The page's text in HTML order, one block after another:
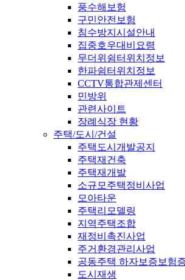
풍수해보험
구민안전보험
침수방지시설안내
집중호우대비요령
무더위쉼터위치정보
한파쉼터위치정보
CCTV통합관제센터
민방위
관련사이트
장례식장 현황
주택/도시/건설
주택도시개발공지
주택재건축
주택재개발
소규모주택정비사업
모아타운
주택리모델링
지역주택조합
재정비촉진사업
주거환경관리사업
공동주택 하자보증보험
도시재생